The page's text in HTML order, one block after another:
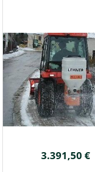
3.391,50 €